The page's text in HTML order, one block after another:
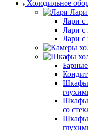
Холодильное
Лари
Лари с
Лари с
Лари с
Шкафы
Шкафы
со
Шкафы